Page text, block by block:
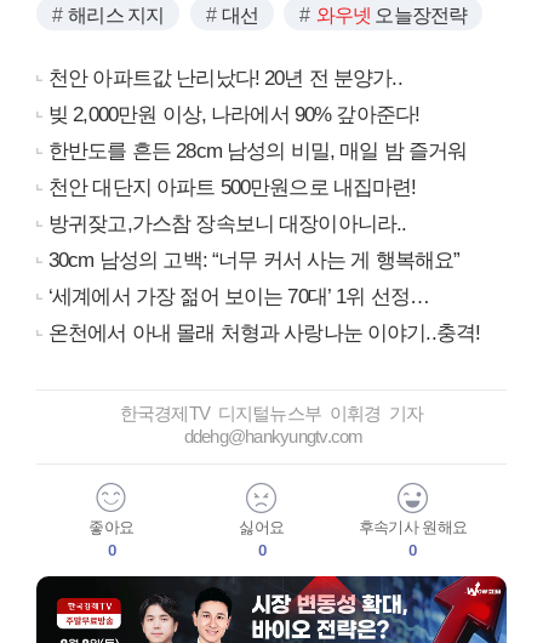
해리스 지지 대선 와우넷 오늘장전략
천안 아파트값 난리났다! 20년 전 분양가..
빚 2,000만원 이상, 나라에서 90% 갚아준다!
한반도를 흔든 28cm 남성의 비밀, 매일 밤 즐거워
천안 대단지 아파트 500만원으로 내집마련!
방귀잦고,가스참 장속보니 대장이아니라..
30cm 남성의 고백: “너무 커서 사는 게 행복해요”
‘세계에서 가장 젊어 보이는 70대’ 1위 선정…
온천에서 아내 몰래 처형과 사랑나눈 이야기..충격!
한국경제TV 디지털뉴스부 이휘경 기자
ddehg@hankyungtv.com
좋아요
0
싫어요
0
후속기사 원해요
0